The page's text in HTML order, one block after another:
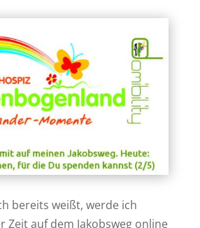
bereits weißt, werde ich
Zeit auf dem Jakobsweg online